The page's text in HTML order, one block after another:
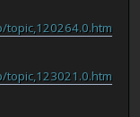
topic,120264.0.htm
topic,123021.0.htm